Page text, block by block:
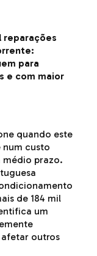
reparações
para
e com maior
quando este
num custo
médio prazo.
de 184 mil
um
afetar outros